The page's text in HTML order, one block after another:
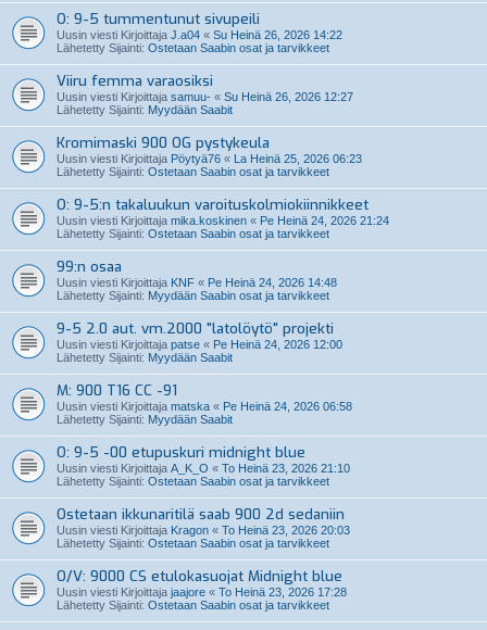
O: 9-5 tummentunut sivupeili
Uusin viesti Kirjoittaja J.a04 « Su Heinä 26, 2026 14:22
Lähetetty Sijainti: Ostetaan Saabin osat ja tarvikkeet
Viiru femma varaosiksi
Uusin viesti Kirjoittaja samuu- « Su Heinä 26, 2026 12:27
Lähetetty Sijainti: Myydään Saabit
Kromimaski 900 OG pystykeula
Uusin viesti Kirjoittaja Pöytyä76 « La Heinä 25, 2026 06:23
Lähetetty Sijainti: Ostetaan Saabin osat ja tarvikkeet
O: 9-5:n takaluukun varoituskolmiokiinnikkeet
Uusin viesti Kirjoittaja mika.koskinen « Pe Heinä 24, 2026 21:24
Lähetetty Sijainti: Ostetaan Saabin osat ja tarvikkeet
99:n osaa
Uusin viesti Kirjoittaja KNF « Pe Heinä 24, 2026 14:48
Lähetetty Sijainti: Myydään Saabin osat ja tarvikkeet
9-5 2.0 aut. vm.2000 "latolöytö" projekti
Uusin viesti Kirjoittaja patse « Pe Heinä 24, 2026 12:00
Lähetetty Sijainti: Myydään Saabit
M: 900 T16 CC -91
Uusin viesti Kirjoittaja matska « Pe Heinä 24, 2026 06:58
Lähetetty Sijainti: Myydään Saabit
O: 9-5 -00 etupuskuri midnight blue
Uusin viesti Kirjoittaja A_K_O « To Heinä 23, 2026 21:10
Lähetetty Sijainti: Ostetaan Saabin osat ja tarvikkeet
Ostetaan ikkunaritilä saab 900 2d sedaniin
Uusin viesti Kirjoittaja Kragon « To Heinä 23, 2026 20:03
Lähetetty Sijainti: Ostetaan Saabin osat ja tarvikkeet
O/V: 9000 CS etulokasuojat Midnight blue
Uusin viesti Kirjoittaja jaajore « To Heinä 23, 2026 17:28
Lähetetty Sijainti: Ostetaan Saabin osat ja tarvikkeet